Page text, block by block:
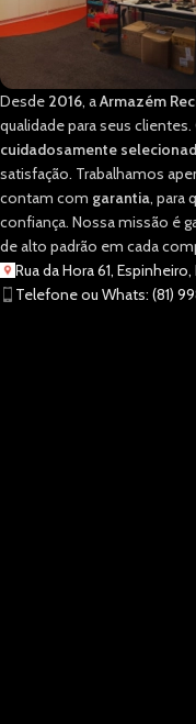
Desde 2016, aArmazém
qualidade para seus
cuidadosamente
satisfação. Trabalhamos
contam com garantia, para
confiança. Nossa missão é
de alto padrão em cada
Rua da Hora 61,
Telefone ou Whats: (81)